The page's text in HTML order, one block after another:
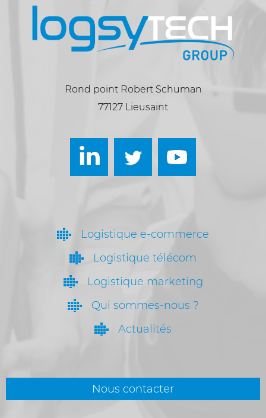
Rond point Robert Schuman
77127 Lieusaint
Logistique e-commerce
Logistique télécom
Logistique marketing
Qui sommes-nous ?
Actualités
Nous contacter